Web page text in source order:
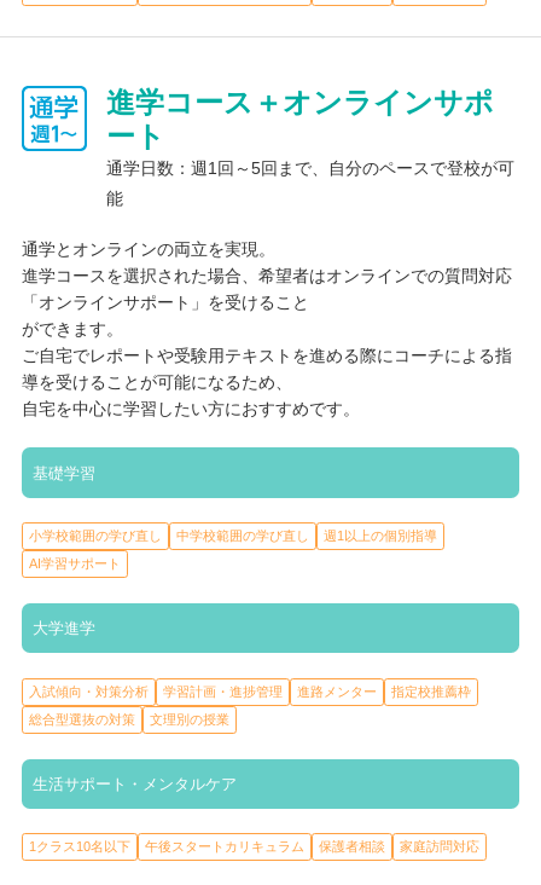
進学コース＋オンラインサポ
ート
通学日数：週1回～5回まで、自分のペースで登校が可
能
通学とオンラインの両立を実現。
進学コースを選択された場合、希望者はオンラインでの質問対応
「オンラインサポート」を受けること
ができます。
ご自宅でレポートや受験用テキストを進める際にコーチによる指
導を受けることが可能になるため、
自宅を中心に学習したい方におすすめです。
基礎学習
小学校範囲の学び直し 中学校範囲の学び直し
週1以上の個別指導
AI学習サポート
大学進学
入試傾向・対策分析 学習計画・進捗管理 進路メンター
指定校推薦枠
総合型選抜の対策
文理別の授業
生活サポート・メンタルケア
1クラス10名以下 午後スタートカリキュラム 保護者相談 家庭訪問対応